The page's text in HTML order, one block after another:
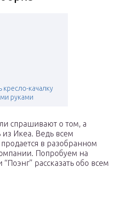
кресло-качалку
руками
спрашивают о том, а
из Икеа. Ведь всем
продается в разобранном
Попробуем на
рассказать обо всем